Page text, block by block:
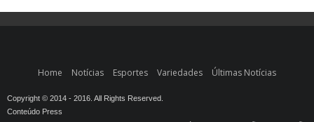
Home Notícias Esportes Variedades Últimas Notícias
Copyright © 2014 - 2016. All Rights Reserved.
Conteúdo Press